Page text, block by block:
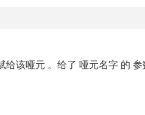
该哑元 。给了 哑元名字 的